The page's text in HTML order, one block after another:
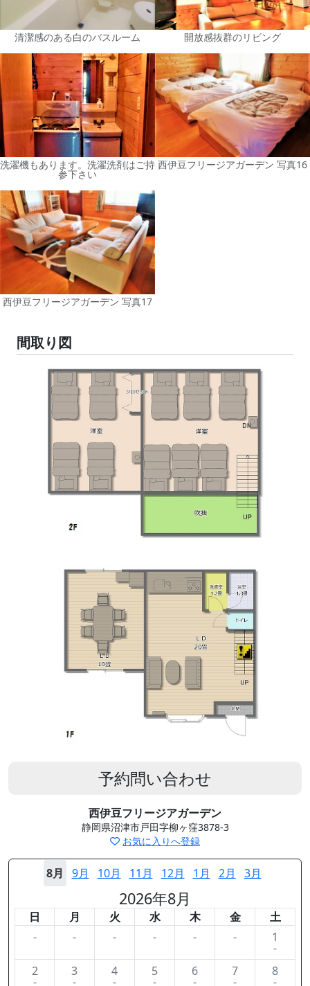
清潔感のある白のバスルーム 開放感抜群のリビング
洗濯機もあります。洗濯洗剤はご持
参下さい
西伊豆フリージアガーデン 写真16
西伊豆フリージアガーデン 写真17
間取り図
予約問い合わせ
西伊豆フリージアガーデン
静岡県沼津市戸田字柳ヶ窪3878-3
お気に入りへ登録
8月 9月 10月 11月 12月 1月 2月 3月
2026年8月
日 月 火 水 木 金
土
-
- - - - - 1
-
2
-
3
-
4
-
5
-
6
-
7
-
8
-